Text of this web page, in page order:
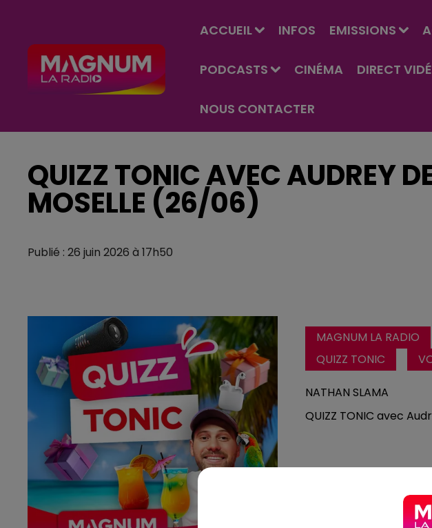
ACCUEIL INFOS EMISSIONS
PODCASTS CINÉMA DIRECT
NOUS CONTACTER
QUIZZ TONIC AVEC AUDREY
MOSELLE (26/06)
Publié : 26 juin 2026 à 17h50
MAGNUM LA RADIO
QUIZZ TONIC
NATHAN SLAMA
QUIZZ TONIC avec